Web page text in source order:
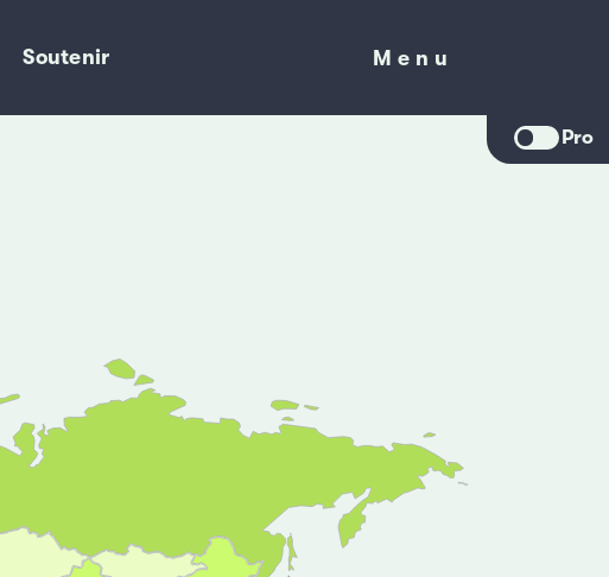
Soutenir
Menu
Menu
Pro